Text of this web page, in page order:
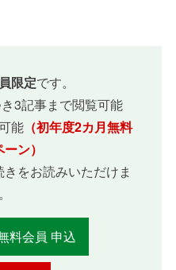
限定です。
3記事まで閲覧可能
能（初年度2カ月無料
ン）
をお読みいただけま
料会員 申込